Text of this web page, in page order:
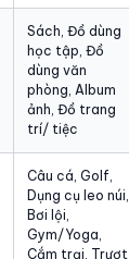
Sách, Đồ dùng
học tập, Đồ
dùng văn
phòng, Album
ảnh, Đồ trang
trí/ tiệc
Câu cá, Golf,
Dụng cụ leo núi,
Bơi lội,
Gym/Yoga,
Cắm trại, Trượt